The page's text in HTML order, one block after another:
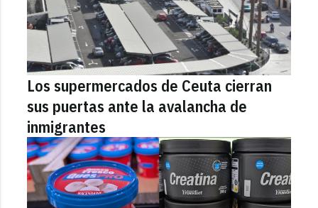
Los supermercados de Ceuta cierran
sus puertas ante la avalancha de
inmigrantes